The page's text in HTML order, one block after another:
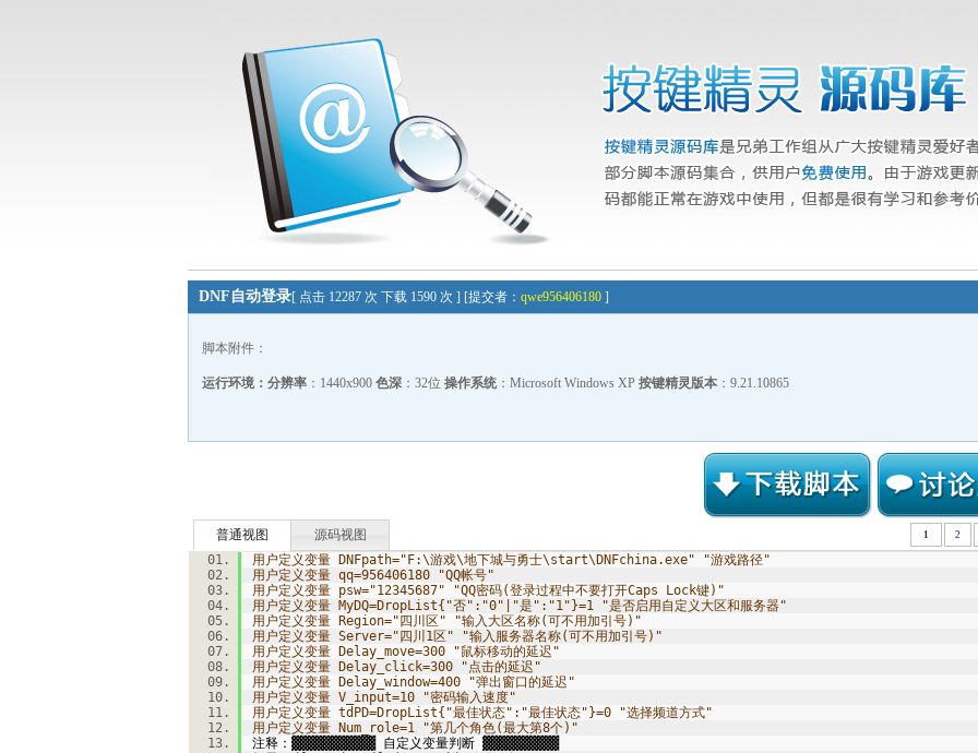
DNF自动登录[ 点击 12287 次 下载 1590 次 ] [提交者： qwe956406180]
脚本附件：
运行环境： 分辨率：1440x900 色深：32位 操作系统：Microsoft Windows XP 按键精灵版本：9.21.10865
1 2
普通视图
源码视图
用户定义变量 DNFpath="F:\游戏\地下城与勇士\start\DNFchina.exe" "游戏路径"
用户定义变量 qq=956406180 "QQ帐号"
用户定义变量 psw="12345687" "QQ密码(登录过程中不要打开Caps Lock键)"
用户定义变量 MyDQ=DropList{"否":"0"|"是":"1"}=1 "是否启用自定义大区和服务器"
用户定义变量 Region="四川区" "输入大区名称(可不用加引号)"
用户定义变量 Server="四川1区" "输入服务器名称(可不用加引号)"
用户定义变量 Delay_move=300 "鼠标移动的延迟"
用户定义变量 Delay_click=300 "点击的延迟"
用户定义变量 Delay_window=400 "弹出窗口的延迟"
用户定义变量 V_input=10 "密码输入速度"
用户定义变量 tdPD=DropList{"最佳状态":"最佳状态"}=0 "选择频道方式"
用户定义变量 Num_role=1 "第几个角色(最大第8个)"
注释：▓▓▓▓▓▓▓▓▓▓▓ 自定义变量判断 ▓▓▓▓▓▓▓▓▓▓